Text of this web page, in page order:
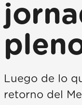
Luego de lo
retorno del